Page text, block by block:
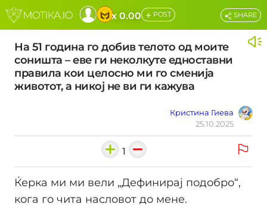
x 0.00 + POST
На 51 година го добив телото од моите
соништа – еве ги неколкуте едноставни
правила кои целосно ми го сменија
животот, а никој не ви ги кажува
Кристина Гиева
25.10.2025
SHARE
1
Ќеркa ми ми вели „Дефинирај подобро“,
кога го чита насловот до мене.